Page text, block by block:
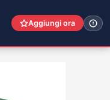
Aggiungi ora